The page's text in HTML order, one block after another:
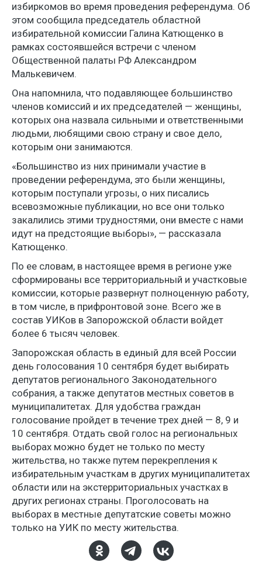
избиркомов во время проведения референдума. Об
этом сообщила председатель областной
избирательной комиссии Галина Катющенко в
рамках состоявшейся встречи с членом
Общественной палаты РФ Александром
Малькевичем.
Она напомнила, что подавляющее большинство
членов комиссий и их председателей — женщины,
которых она назвала сильными и ответственными
людьми, любящими свою страну и свое дело,
которым они занимаются.
«Большинство из них принимали участие в
проведении референдума, это были женщины,
которым поступали угрозы, о них писались
всевозможные публикации, но все они только
закалились этими трудностями, они вместе с нами
идут на предстоящие выборы», — рассказала
Катющенко.
По ее словам, в настоящее время в регионе уже
сформированы все территориальный и участковые
комиссии, которые развернут полноценную работу,
в том числе, в прифронтовой зоне. Всего же в
состав УИКов в Запорожской области войдет
более 6 тысяч человек.
Запорожская область в единый для всей России
день голосования 10 сентября будет выбирать
депутатов регионального Законодательного
собрания, а также депутатов местных советов в
муниципалитетах. Для удобства граждан
голосование пройдет в течение трех дней — 8, 9 и
10 сентября. Отдать свой голос на региональных
выборах можно будет не только по месту
жительства, но также путем перекрепления к
избирательным участкам в других муниципалитетах
области или на экстерриториальных участках в
других регионах страны. Проголосовать на
выборах в местные депутатские советы можно
только на УИК по месту жительства.